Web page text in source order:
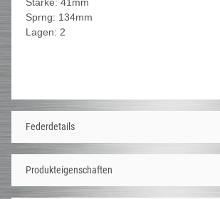
Sprng: 134mm
Lagen: 2
Federdetails
Produkteigenschaften